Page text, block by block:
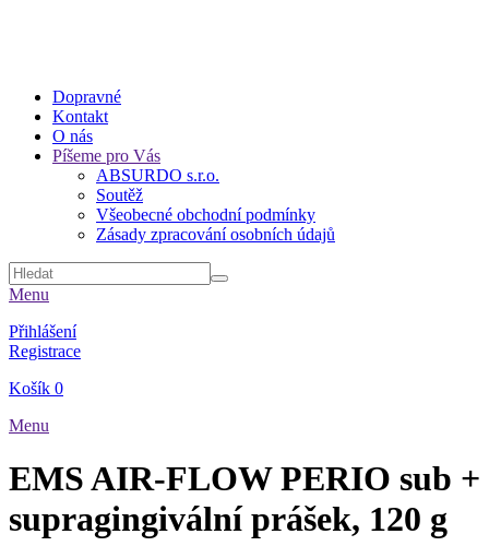
Dopravné
Kontakt
O nás
Píšeme pro Vás
ABSURDO s.r.o.
Soutěž
Všeobecné obchodní podmínky
Zásady zpracování osobních údajů
Menu
Přihlášení
Registrace
Košík 0
Menu
EMS AIR-FLOW PERIO sub +
supragingivální prášek, 120 g